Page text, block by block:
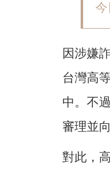
今
因涉嫌
台灣高
中。不
審理並
對此，